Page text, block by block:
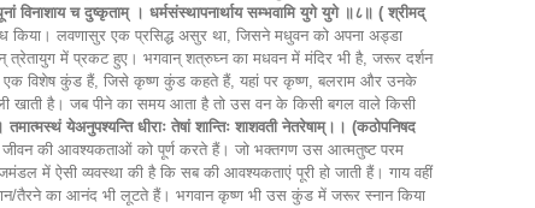
विनाशाय च दुष्कृताम् । धर्मसंस्थापनार्थाय सम्भवामि युगे युगे ॥८॥ ( श्रीमद्
किया। लवणासुर एक प्रसिद्ध असुर था, जिसने मधुवन को अपना अड्डा
त्रेतायुग में प्रकट हुए। भगवान् शत्रुघ्न का मधवन में मंदिर भी है, जरूर दर्शन
में एक विशेष कुंड हैं, जिसे कृष्ण कुंड कहते हैं, यहां पर कृष्ण, बलराम और उनके
खाती है। जब पीने का समय आता है तो उस वन के किसी बगल वाले किसी
तमात्मस्थं येअनुपश्यन्ति धीराः तेषां शान्तिः शाशवती नेतरेषाम्।। (कठोपनिषद
जीवन की आवश्यकताओं को पूर्ण करते हैं। जो भक्तगण उस आत्मतुष्ट परम
में ऐसी व्यवस्था की है कि सब की आवश्यकताएं पूरी हो जाती हैं। गाय वहीं
तैरने का आनंद भी लूटते हैं। भगवान कृष्ण भी उस कुंड में जरूर स्नान किया